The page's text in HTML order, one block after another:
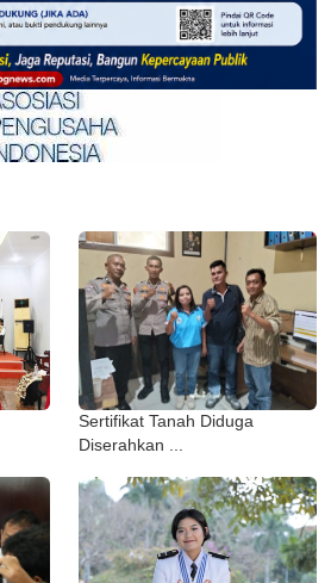
Sertifikat Tanah Diduga
Diserahkan ...